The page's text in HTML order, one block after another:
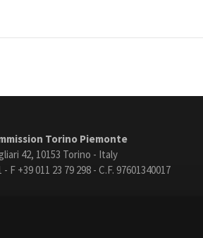
Torino Piemonte
42, 10153 Torino - Italy
- F +39 011 23 79 298 - C.F. 97601340017